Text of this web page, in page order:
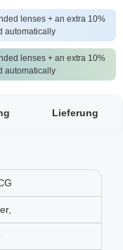
lenses + an extra 10%
automatically
lenses + an extra 10%
automatically
Lieferung